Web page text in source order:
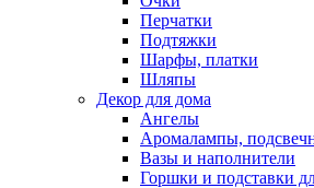
Перчатки
Подтяжки
Шарфы, платки
Шляпы
Декор для дома
Ангелы
Аромалампы,
Вазы и наполнители
Горшки и подставки